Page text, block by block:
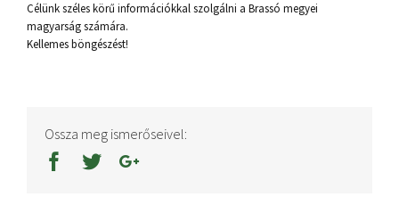
Célünk széles körű információkkal szolgálni a Brassó megyei
magyarság számára.
Kellemes böngészést!
Ossza meg ismerőseivel: